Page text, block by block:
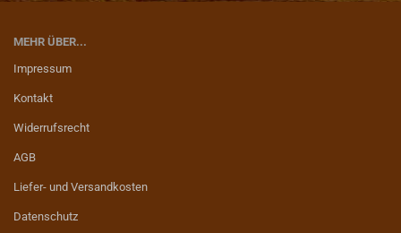
MEHR ÜBER...
Impressum
Kontakt
Widerrufsrecht
AGB
Liefer- und Versandkosten
Datenschutz